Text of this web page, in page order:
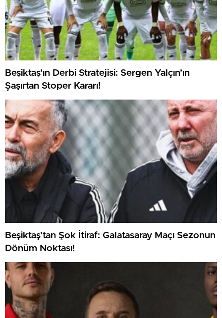
Beşiktaş’ın Derbi Stratejisi: Sergen Yalçın’ın
Şaşırtan Stoper Kararı!
Beşiktaş’tan Şok İtiraf: Galatasaray Maçı Sezonun
Dönüm Noktası!